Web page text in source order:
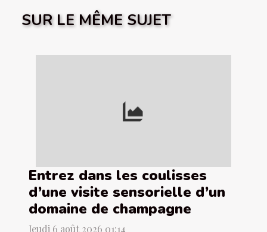
SUR LE MÊME SUJET
Entrez dans les coulisses
d’une visite sensorielle d’un
domaine de champagne
Jeudi 6 août 2026 01:14